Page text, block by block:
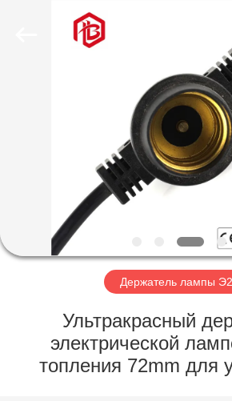
ПРОДУКТЫ
ПУТЕШЕСТВИЕ
ФАБРИКИ
ПРОВЕРКА
КАЧЕСТВА
Держатель лампы
Ультракрасный
электрической
топления 72mm для